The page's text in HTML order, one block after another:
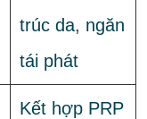
trúc da, ngăn
tái phát
Kết hợp PRP